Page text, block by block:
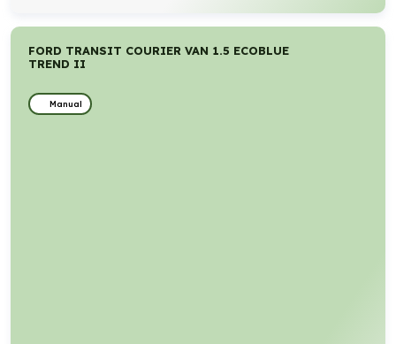
FORD TRANSIT COURIER VAN 1.5 ECOBLUE
TREND II
Manual